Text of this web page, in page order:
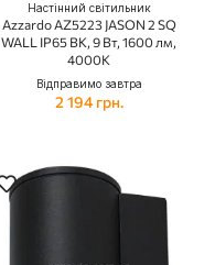
Настінний світильник
Azzardo AZ5223 JASON 2 SQ
WALL IP65 BK, 9 Вт, 1600 лм,
4000K
Відправимо завтра
2 194 грн.